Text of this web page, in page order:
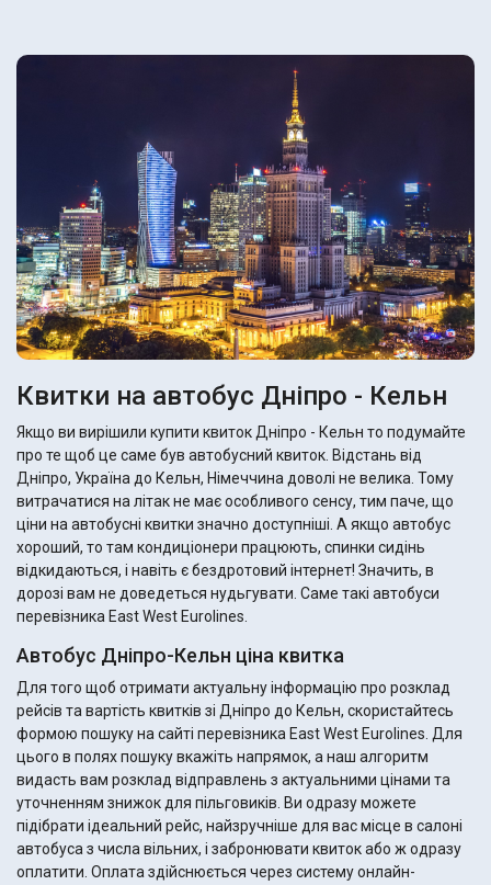
Квитки на автобус Дніпро - Кельн
Якщо ви вирішили купити квиток Дніпро - Кельн то подумайте
про те щоб це саме був автобусний квиток. Відстань від
Дніпро, Україна до Кельн, Німеччина доволі не велика. Тому
витрачатися на літак не має особливого сенсу, тим паче, що
ціни на автобусні квитки значно доступніші. А якщо автобус
хороший, то там кондиціонери працюють, спинки сидінь
відкидаються, і навіть є бездротовий інтернет! Значить, в
дорозі вам не доведеться нудьгувати. Саме такі автобуси
перевізника East West Eurolines.
Автобус Дніпро-Кельн ціна квитка
Для того щоб отримати актуальну інформацію про розклад
рейсів та вартість квитків зі Дніпро до Кельн, скористайтесь
формою пошуку на сайті перевізника East West Eurolines. Для
цього в полях пошуку вкажіть напрямок, а наш алгоритм
видасть вам розклад відправлень з актуальними цінами та
уточненням знижок для пільговиків. Ви одразу можете
підібрати ідеальний рейс, найзручніше для вас місце в салоні
автобуса з числа вільних, і забронювати квиток або ж одразу
оплатити. Оплата здійснюється через систему онлайн-